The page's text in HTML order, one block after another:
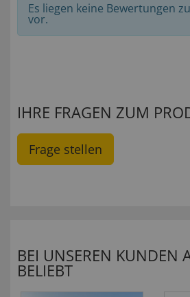
Es liegen keine Bewertungen
vor.
IHRE FRAGEN ZUM
Frage stellen
BEI UNSEREN KUNDEN
BELIEBT